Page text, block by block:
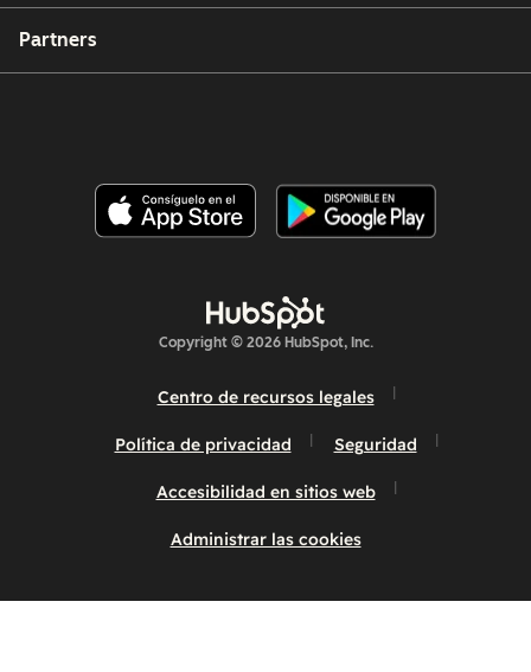
Partners
Copyright © 2026 HubSpot, Inc.
Centro de recursos legales
Política de privacidad Seguridad
Accesibilidad en sitios web
Administrar las cookies